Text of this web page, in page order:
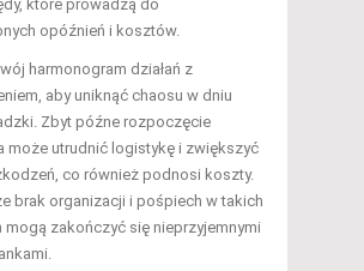
które prowadzą do
opóźnień i kosztów.
harmonogram działań z
aby uniknąć chaosu w dniu
Zbyt późne rozpoczęcie
może utrudnić logistykę i zwiększyć
co również podnosi koszty.
brak organizacji i pośpiech w takich
mogą zakończyć się nieprzyjemnymi